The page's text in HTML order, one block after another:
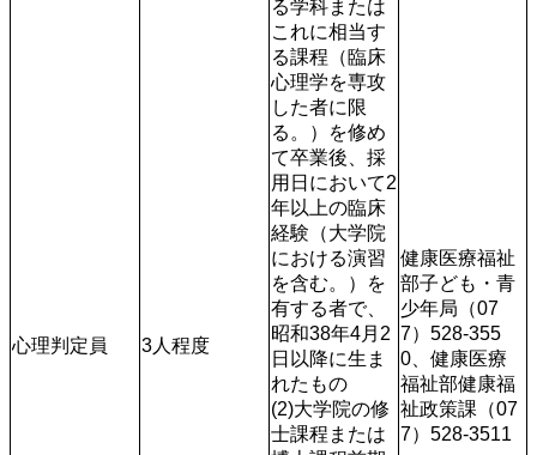
心理判定員 3人程度
る学科または
これに相当す
る課程（臨床
心理学を専攻
した者に限
る。）を修め
て卒業後、採
用日において2
年以上の臨床
経験（大学院
における演習
を含む。）を
有する者で、
昭和38年4月2
日以降に生ま
れたもの
(2)大学院の修
士課程または
健康医療福祉
部子ども・青
少年局（07
7）528-355
0、健康医療
福祉部健康福
祉政策課（07
7）528-3511